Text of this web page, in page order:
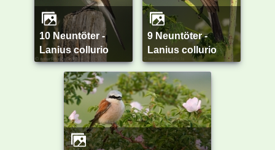
10 Neuntöter -
Lanius collurio
9 Neuntöter -
Lanius collurio